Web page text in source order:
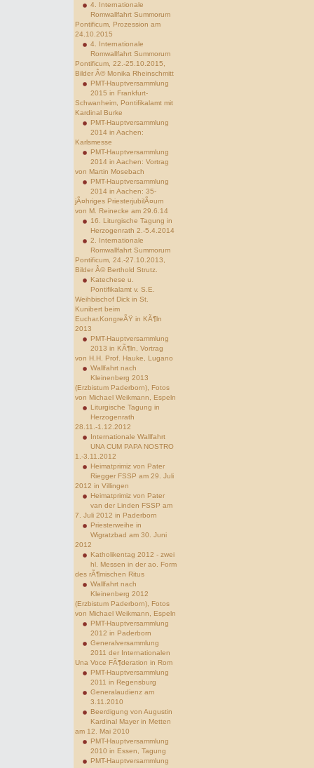
4. Internationale
Romwallfahrt Summorum
Pontificum, Prozession am
24.10.2015
4. Internationale
Romwallfahrt Summorum
Pontificum, 22.-25.10.2015,
Bilder Â© Monika Rheinschmitt
PMT-Hauptversammlung
2015 in Frankfurt-
Schwanheim, Pontifikalamt mit
Kardinal Burke
PMT-Hauptversammlung
2014 in Aachen:
Karlsmesse
PMT-Hauptversammlung
2014 in Aachen: Vortrag
von Martin Mosebach
PMT-Hauptversammlung
2014 in Aachen: 35-
jÃ¤hriges PriesterjubilÃ¤um
von M. Reinecke am 29.6.14
16. Liturgische Tagung in
Herzogenrath 2.-5.4.2014
2. Internationale
Romwallfahrt Summorum
Pontificum, 24.-27.10.2013,
Bilder Â© Berthold Strutz.
Katechese u.
Pontifikalamt v. S.E.
Weihbischof Dick in St.
Kunibert beim
Euchar.KongreÃŸ in KÃ¶ln
2013
PMT-Hauptversammlung
2013 in KÃ¶ln, Vortrag
von H.H. Prof. Hauke, Lugano
Wallfahrt nach
Kleinenberg 2013
(Erzbistum Paderborn), Fotos
von Michael Weikmann, Espeln
Liturgische Tagung in
Herzogenrath
28.11.-1.12.2012
Internationale Wallfahrt
UNA CUM PAPA NOSTRO
1.-3.11.2012
Heimatprimiz von Pater
Riegger FSSP am 29. Juli
2012 in Villingen
Heimatprimiz von Pater
van der Linden FSSP am
7. Juli 2012 in Paderborn
Priesterweihe in
Wigratzbad am 30. Juni
2012
Katholikentag 2012 - zwei
hl. Messen in der ao. Form
des rÃ¶mischen Ritus
Wallfahrt nach
Kleinenberg 2012
(Erzbistum Paderborn), Fotos
von Michael Weikmann, Espeln
PMT-Hauptversammlung
2012 in Paderborn
Generalversammlung
2011 der Internationalen
Una Voce FÃ¶deration in Rom
PMT-Hauptversammlung
2011 in Regensburg
Generalaudienz am
3.11.2010
Beerdigung von Augustin
Kardinal Mayer in Metten
am 12. Mai 2010
PMT-Hauptversammlung
2010 in Essen, Tagung
PMT-Hauptversammlung